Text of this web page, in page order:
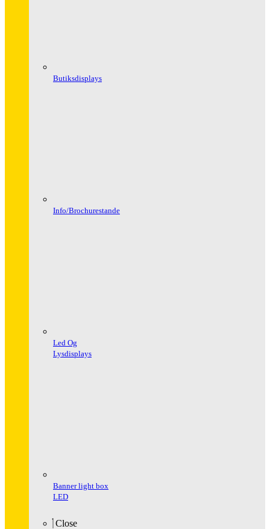
Butiksdisplays
Info/Brochurestande
Led Og
Lysdisplays
Banner light box
LED
Close